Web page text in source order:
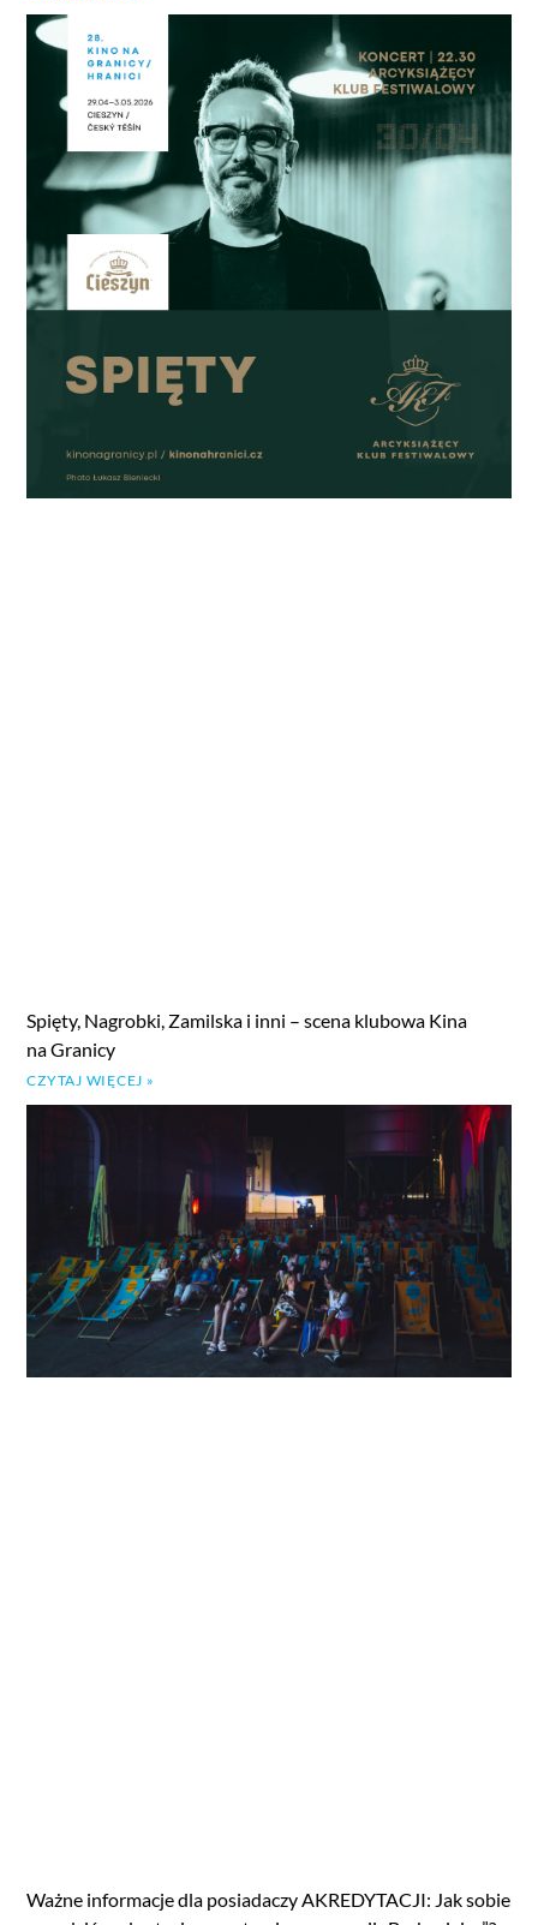
Spięty, Nagrobki, Zamilska i inni – scena klubowa Kina
na Granicy
CZYTAJ WIĘCEJ »
Ważne informacje dla posiadaczy AKREDYTACJI: Jak sobie